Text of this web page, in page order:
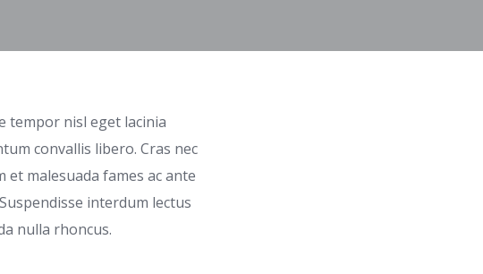
tempor nisl eget lacinia
convallis libero. Cras nec
malesuada fames ac ante
interdum lectus
nulla rhoncus.